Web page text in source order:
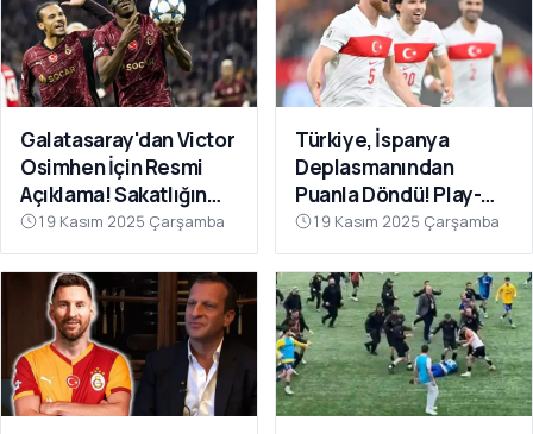
Galatasaray'dan Victor
Osimhen İçin Resmi
Açıklama! Sakatlığın
Son Durumu Belli Oldu
19 Kasım 2025 Çarşamba
Türkiye, İspanya
Deplasmanından
Puanla Döndü! Play-
Off Öncesi Moral: 2-2
19 Kasım 2025 Çarşamba